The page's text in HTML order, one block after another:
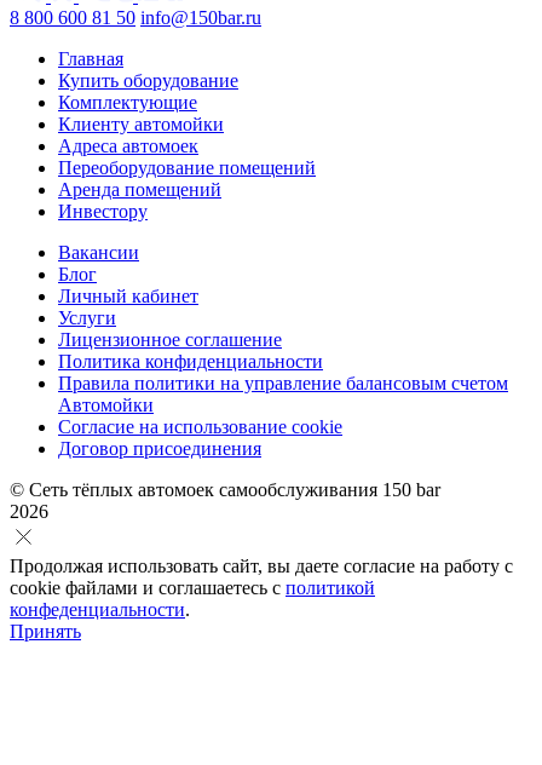
8 800 600 81 50 info@150bar.ru
Главная
Купить оборудование
Комплектующие
Клиенту автомойки
Адреса автомоек
Переоборудование помещений
Аренда помещений
Инвестору
Вакансии
Блог
Личный кабинет
Услуги
Лицензионное соглашение
Политика конфиденциальности
Правила политики на управление балансовым счетом
Автомойки
Согласие на использование cookie
Договор присоединения
© Сеть тёплых автомоек самообслуживания 150 bar
2026
Продолжая использовать сайт, вы даете согласие на работу с
cookie файлами и соглашаетесь с политикой
конфеденциальности.
Принять